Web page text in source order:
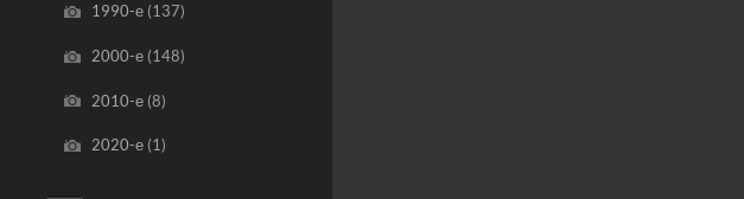
1990-е(137)
2000-е(148)
2010-е(8)
2020-е(1)